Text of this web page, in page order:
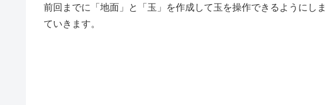
前回までに「地面」と「玉」を作成して玉を操作できるようにし
ていきます。